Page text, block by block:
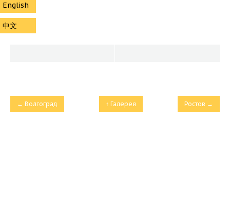
English
中文
← Волгоград ↑ Галерея Ростов →